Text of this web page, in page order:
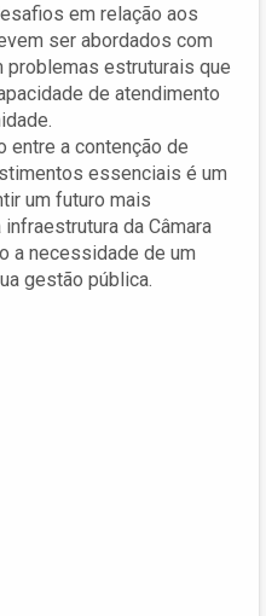
em relação aos
ser abordados com
problemas estruturais que
de atendimento
entre a contenção de
essenciais é um
um futuro mais
da Câmara
a necessidade de um
gestão pública.